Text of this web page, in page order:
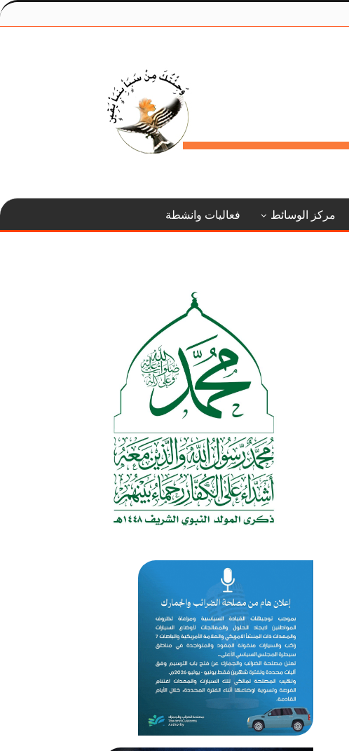
مركز الوسائط فعاليات وانشطة